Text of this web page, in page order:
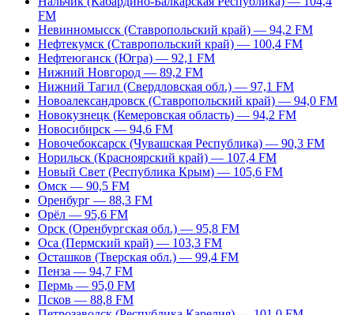
FM
Невинномысск (Ставропольский край) — 94,2 FM
Нефтекумск (Ставропольский край) — 100,4 FM
Нефтеюганск (Югра) — 92,1 FM
Нижний Новгород — 89,2 FM
Нижний Тагил (Свердловская обл.) — 97,1 FM
Новоалександровск (Ставропольский край) — 94,0 FM
Новокузнецк (Кемеровская область) — 94,2 FM
Новосибирск — 94,6 FM
Новочебоксарск (Чувашская Республика) — 90,3 FM
Норильск (Красноярский край) — 107,4 FM
Новый Свет (Республика Крым) — 105,6 FM
Омск — 90,5 FM
Оренбург — 88,3 FM
Орёл — 95,6 FM
Орск (Оренбургская обл.) — 95,8 FM
Оса (Пермский край) — 103,3 FM
Осташков (Тверская обл.) — 99,4 FM
Пенза — 94,7 FM
Пермь — 95,0 FM
Псков — 88,8 FM